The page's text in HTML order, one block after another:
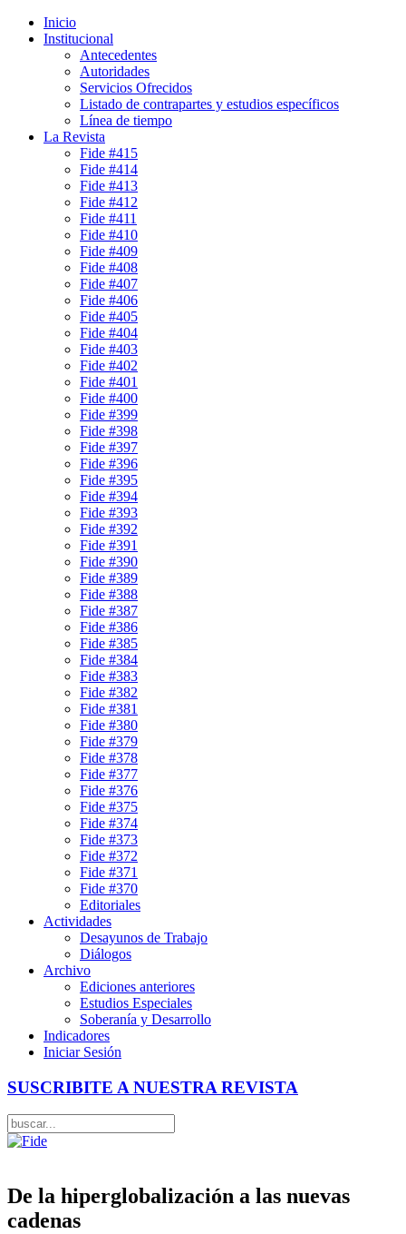
Inicio
Institucional
Antecedentes
Autoridades
Servicios Ofrecidos
Listado de contrapartes y estudios específicos
Línea de tiempo
La Revista
Fide #415
Fide #414
Fide #413
Fide #412
Fide #411
Fide #410
Fide #409
Fide #408
Fide #407
Fide #406
Fide #405
Fide #404
Fide #403
Fide #402
Fide #401
Fide #400
Fide #399
Fide #398
Fide #397
Fide #396
Fide #395
Fide #394
Fide #393
Fide #392
Fide #391
Fide #390
Fide #389
Fide #388
Fide #387
Fide #386
Fide #385
Fide #384
Fide #383
Fide #382
Fide #381
Fide #380
Fide #379
Fide #378
Fide #377
Fide #376
Fide #375
Fide #374
Fide #373
Fide #372
Fide #371
Fide #370
Editoriales
Actividades
Desayunos de Trabajo
Diálogos
Archivo
Ediciones anteriores
Estudios Especiales
Soberanía y Desarrollo
Indicadores
Iniciar Sesión
SUSCRIBITE A NUESTRA REVISTA
De la hiperglobalización a las nuevas
cadenas